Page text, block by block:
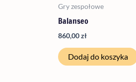
Gry zespołowe
Balanseo
860,00zł
Dodaj do koszyka